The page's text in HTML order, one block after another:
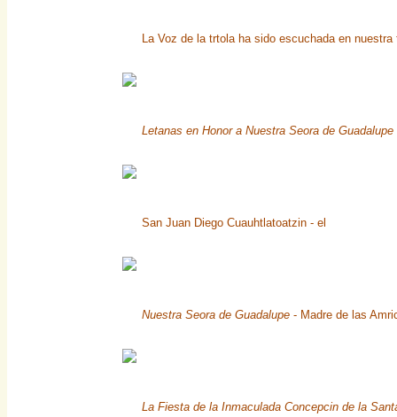
La Voz de la trtola ha sido escuchada en nuestra
Letanas en Honor a Nuestra Seora de Guadalupe
San Juan Diego Cuauhtlatoatzin - el
Nuestra Seora de Guadalupe - Madre de las
La Fiesta de la Inmaculada Concepcin de la